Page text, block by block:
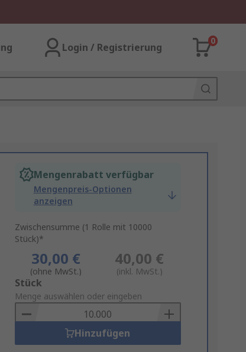
Login / Registrierung
0
Mengenrabatt verfügbar
Mengenpreis-Optionen
anzeigen
Zwischensumme (1 Rolle mit 10000
Stück)*
30,00 €
(ohne MwSt.)
40,00 €
(inkl. MwSt.)
Add
to
Basket
Stück
Menge auswählen oder eingeben
Hinzufügen